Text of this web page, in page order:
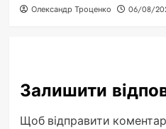
Олександр Троценко 06/08/
Залишити
Щоб відправити